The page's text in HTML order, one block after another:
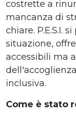
costrette a
mancanza di
chiare. P.E.S.I.
situazione,
accessibili ma
inclusiva.
Come è stato